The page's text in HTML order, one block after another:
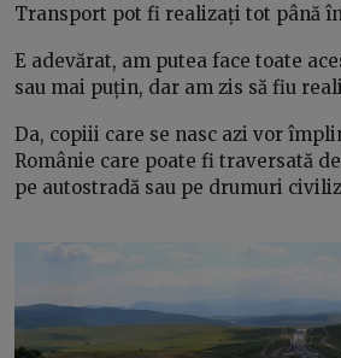
Transport pot fi realizați tot până
E adevărat, am putea face toate
sau mai puțin, dar am zis să fiu
Da, copiii care se nasc azi vor
Românie care poate fi traversată
pe autostradă sau pe drumuri